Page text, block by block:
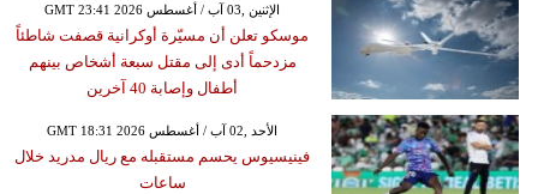
GMT 23:41 2026 الإثنين ,03 آب / أغسطس
موسكو تعلن أن مسيّرة أوكرانية قصفت شاطئاً
مزدحماً أدى إلى مقتل سبعة أشخاص بينهم
أطفال وإصابة 40 آخرين
GMT 18:31 2026 الأحد ,02 آب / أغسطس
فينيسيوس يحسم مستقبله مع ريال مدريد خلال
ساعات